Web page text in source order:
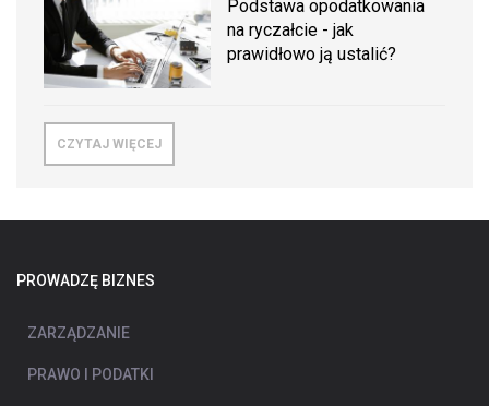
Podstawa opodatkowania
na ryczałcie - jak
prawidłowo ją ustalić?
CZYTAJ WIĘCEJ
PROWADZĘ BIZNES
ZARZĄDZANIE
PRAWO I PODATKI